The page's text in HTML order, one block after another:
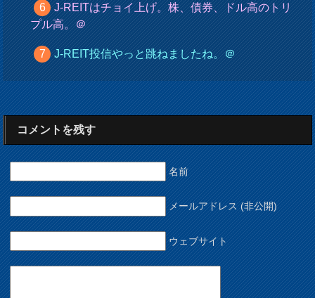
J-REITはチョイ上げ。株、債券、ドル高のトリ
プル高。＠
J-REIT投信やっと跳ねましたね。＠
コメントを残す
名前
メールアドレス (非公開)
ウェブサイト